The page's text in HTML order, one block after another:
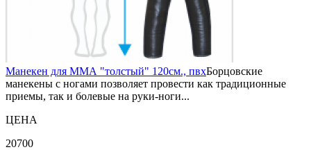
Манекен для ММА "толстый" 120см., пвхБорцовские
манекены с ногами позволяет провести как традиционные
приемы, так и болевые на руки-ноги...
ЦЕНА
20700